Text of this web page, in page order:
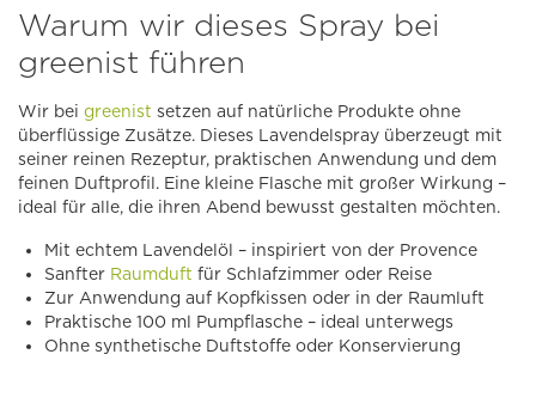
Warum wir dieses Spray bei
greenist führen
Wir bei greenist setzen auf natürliche Produkte ohne
überflüssige Zusätze. Dieses Lavendelspray überzeugt mit
seiner reinen Rezeptur, praktischen Anwendung und dem
feinen Duftprofil. Eine kleine Flasche mit großer Wirkung –
ideal für alle, die ihren Abend bewusst gestalten möchten.
Mit echtem Lavendelöl – inspiriert von der Provence
Sanfter Raumduft für Schlafzimmer oder Reise
Zur Anwendung auf Kopfkissen oder in der Raumluft
Praktische 100 ml Pumpflasche – ideal unterwegs
Ohne synthetische Duftstoffe oder Konservierung